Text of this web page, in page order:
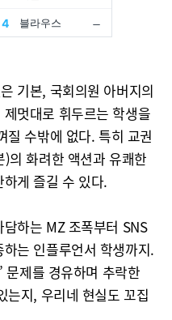
기본, 국회의원 아버지의
멋대로 휘두르는 학생을
질 수밖에 없다. 특히 교권
의 화려한 액션과 유쾌한
게 즐길 수 있다.
하는 MZ 조폭부터 SNS
는 인플루언서 학생까지.
문제를 경유하며 추락한
는지, 우리네 현실도 꼬집